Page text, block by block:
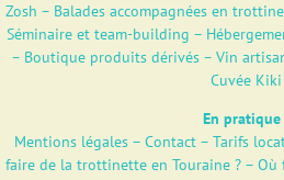
Zosh – Balades accompagnées en
Séminaire et team-building –
– Boutique produits dérivés – Vin
Cuvée Kiki
En pratique
Mentions légales – Contact – Tarifs
faire de la trottinette en Touraine ? – Où